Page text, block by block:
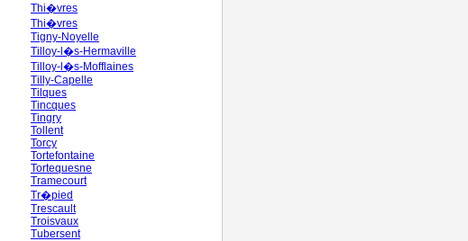
Thi�vres
Thi�vres
Tigny-Noyelle
Tilloy-l�s-Hermaville
Tilloy-l�s-Mofflaines
Tilly-Capelle
Tilques
Tincques
Tingry
Tollent
Torcy
Tortefontaine
Tortequesne
Tramecourt
Tr�pied
Trescault
Troisvaux
Tubersent